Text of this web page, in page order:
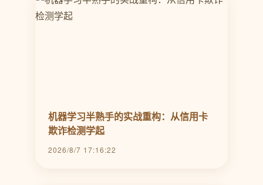
机器学习半熟手的实战重构：从信用卡
欺诈检测学起
2026/8/7 17:16:22